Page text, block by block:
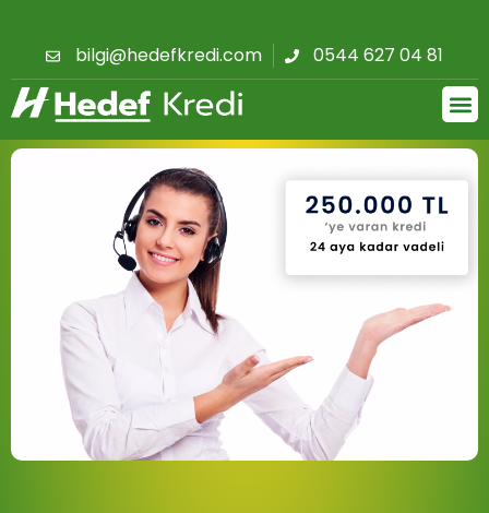
bilgi@hedefkredi.com 0544 627 04 81